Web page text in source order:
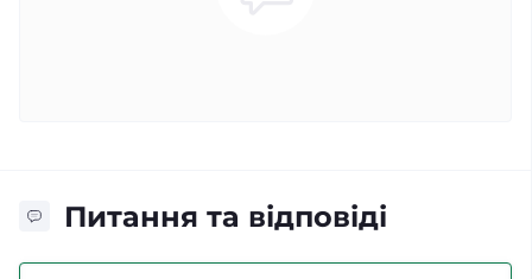
Питання та відповіді